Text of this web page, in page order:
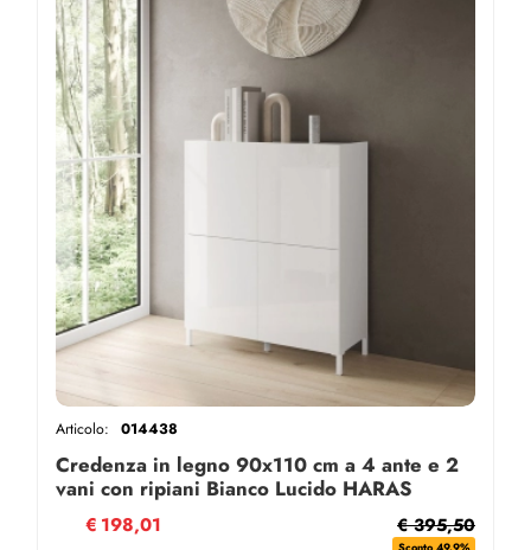
Credenza in legno 90x110 cm a 4 ante e 2
vani con ripiani Bianco Lucido HARAS
Articolo: 014438
€ 395,50
€ 198,01